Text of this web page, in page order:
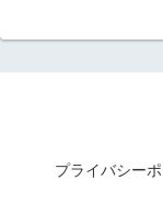
プライバシー